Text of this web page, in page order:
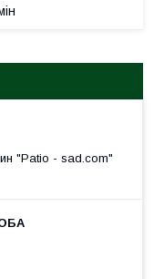
"Patio - sad.com"